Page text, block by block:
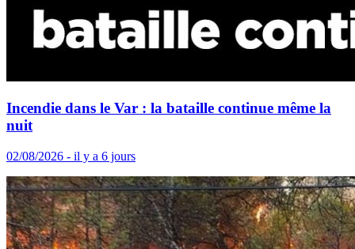
Incendie dans le Var : la bataille continue même la
nuit
02/08/2026 - il y a 6 jours